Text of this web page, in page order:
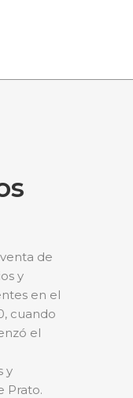
de
y
en el
cuando
el
y
Prato.